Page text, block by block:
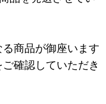
商品が御座います
確認していただき